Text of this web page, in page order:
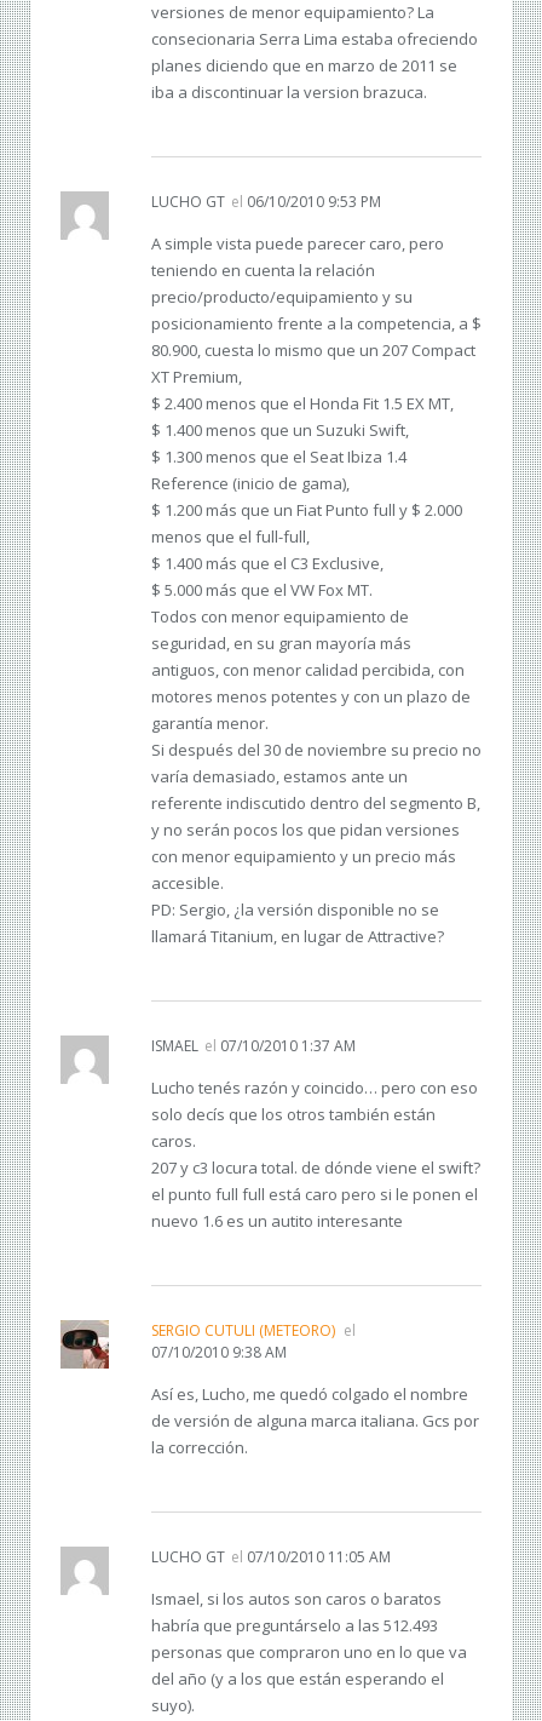
versiones de menor equipamiento? La
consecionaria Serra Lima estaba ofreciendo
planes diciendo que en marzo de 2011 se
iba a discontinuar la version brazuca.
LUCHO GT el 06/10/2010 9:53 PM
A simple vista puede parecer caro, pero
teniendo en cuenta la relación
precio/producto/equipamiento y su
posicionamiento frente a la competencia, a $
80.900, cuesta lo mismo que un 207 Compact
XT Premium,
$ 2.400 menos que el Honda Fit 1.5 EX MT,
$ 1.400 menos que un Suzuki Swift,
$ 1.300 menos que el Seat Ibiza 1.4
Reference (inicio de gama),
$ 1.200 más que un Fiat Punto full y $ 2.000
menos que el full-full,
$ 1.400 más que el C3 Exclusive,
$ 5.000 más que el VW Fox MT.
Todos con menor equipamiento de
seguridad, en su gran mayoría más
antiguos, con menor calidad percibida, con
motores menos potentes y con un plazo de
garantía menor.
Si después del 30 de noviembre su precio no
varía demasiado, estamos ante un
referente indiscutido dentro del segmento B,
y no serán pocos los que pidan versiones
con menor equipamiento y un precio más
accesible.
PD: Sergio, ¿la versión disponible no se
llamará Titanium, en lugar de Attractive?
ISMAEL el 07/10/2010 1:37 AM
Lucho tenés razón y coincido… pero con eso
solo decís que los otros también están
caros.
207 y c3 locura total. de dónde viene el swift?
el punto full full está caro pero si le ponen el
nuevo 1.6 es un autito interesante
SERGIO CUTULI (METEORO) el
07/10/2010 9:38 AM
Así es, Lucho, me quedó colgado el nombre
de versión de alguna marca italiana. Gcs por
la corrección.
LUCHO GT el 07/10/2010 11:05 AM
Ismael, si los autos son caros o baratos
habría que preguntárselo a las 512.493
personas que compraron uno en lo que va
del año (y a los que están esperando el
suyo).